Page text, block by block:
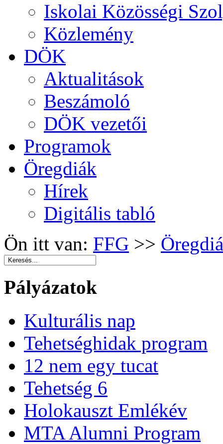
Iskolai Közösségi
Közlemény
DÖK
Aktualitások
Beszámoló
DÖK vezetői
Programok
Öregdiák
Hírek
Digitális tabló
Ön itt van: FFG >>
Pályázatok
Kulturális nap
Tehetséghidak program
12 nem egy tucat
Tehetség 6
Holokauszt Emlékév
MTA Alumni Program